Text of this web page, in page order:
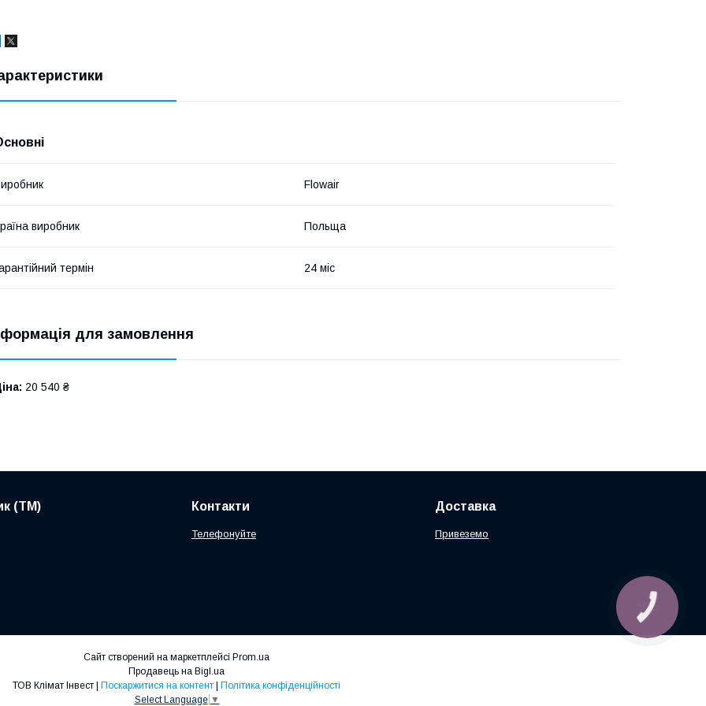
Flowair
виробник Польща
термін 24 міс
для замовлення
20 540 ₴
(ТМ) Контакти
Телефонуйте
Доставка
Привеземо
Сайт створений на маркетплейсі Prom.ua
Продавець на Bigl.ua
ТОВ Клімат Інвест | Поскаржитися на контент | Політика конфіденційності
Select Language ▼
КНОПКА
ЗВ'ЯЗКУ